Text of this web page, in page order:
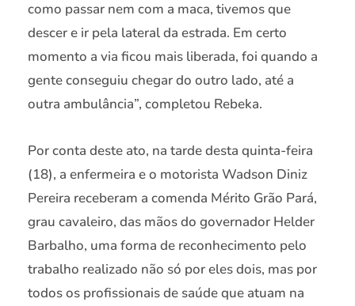
como passar nem com a maca, tivemos que
descer e ir pela lateral da estrada. Em certo
momento a via ficou mais liberada, foi quando a
gente conseguiu chegar do outro lado, até a
outra ambulância”, completou Rebeka.
Por conta deste ato, na tarde desta quinta-feira
(18), a enfermeira e o motorista Wadson Diniz
Pereira receberam a comenda Mérito Grão Pará,
grau cavaleiro, das mãos do governador Helder
Barbalho, uma forma de reconhecimento pelo
trabalho realizado não só por eles dois, mas por
todos os profissionais de saúde que atuam na